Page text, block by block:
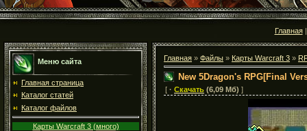
Главная
Меню сайта
Главная страница
Каталог статей
Каталог файлов
Карты Warcraft 3 (много)
Главная » Файлы » Карты Warcraft 3 »
New 5Dragon's RPG[Final
[ · Скачать (6,09 Мб) ]